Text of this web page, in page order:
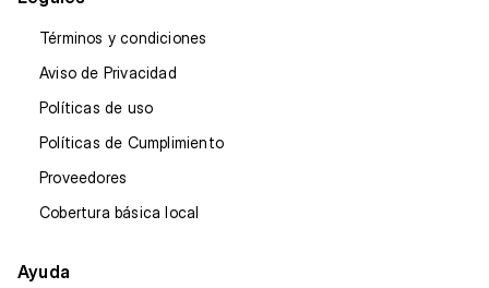
Términos y condiciones
Aviso de Privacidad
Políticas de uso
Políticas de Cumplimiento
Proveedores
Cobertura básica local
Ayuda